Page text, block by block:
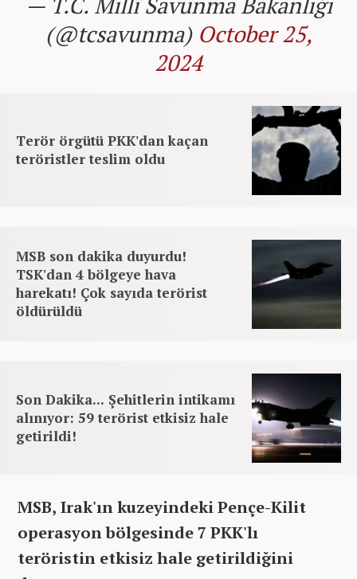
(@tcsavunma) October 25,
2024
Terör örgütü PKK'dan kaçan
teröristler teslim oldu
MSB son dakika duyurdu!
TSK'dan 4 bölgeye hava
harekatı! Çok sayıda terörist
öldürüldü
Son Dakika... Şehitlerin intikamı
alınıyor: 59 terörist etkisiz hale
getirildi!
MSB, Irak'ın kuzeyindeki Pençe-Kilit
operasyon bölgesinde 7 PKK'lı
teröristin etkisiz hale getirildiğini